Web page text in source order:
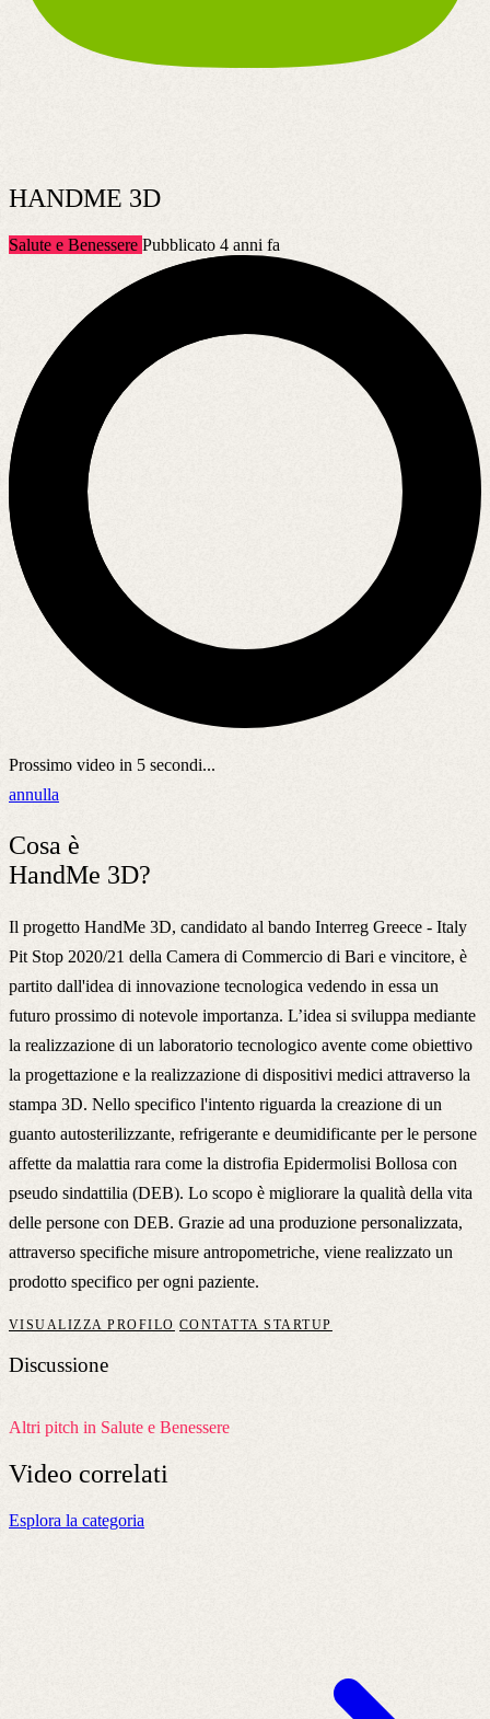
HANDME 3D
Salute e Benessere Pubblicato 4 anni fa
Prossimo video in 5 secondi...
annulla
Cosa è
HandMe 3D?
Il progetto HandMe 3D, candidato al bando Interreg Greece - Italy
Pit Stop 2020/21 della Camera di Commercio di Bari e vincitore, è
partito dall'idea di innovazione tecnologica vedendo in essa un
futuro prossimo di notevole importanza. L’idea si sviluppa mediante
la realizzazione di un laboratorio tecnologico avente come obiettivo
la progettazione e la realizzazione di dispositivi medici attraverso la
stampa 3D. Nello specifico l'intento riguarda la creazione di un
guanto autosterilizzante, refrigerante e deumidificante per le persone
affette da malattia rara come la distrofia Epidermolisi Bollosa con
pseudo sindattilia (DEB). Lo scopo è migliorare la qualità della vita
delle persone con DEB. Grazie ad una produzione personalizzata,
attraverso specifiche misure antropometriche, viene realizzato un
prodotto specifico per ogni paziente.
VISUALIZZA PROFILO CONTATTA STARTUP
Discussione
Altri pitch in Salute e Benessere
Video correlati
Esplora la categoria